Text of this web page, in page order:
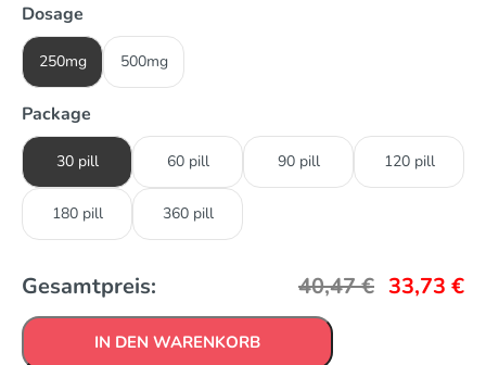
Dosage
250mg 500mg
Package
30 pill 60 pill 90 pill 120 pill
180 pill 360 pill
Gesamtpreis: 40,47€ 33,73 €
IN DEN WARENKORB